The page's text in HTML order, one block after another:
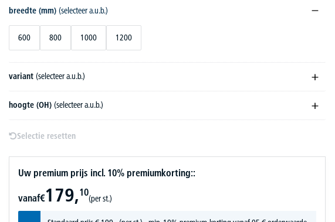
breedte (mm) (selecteer a.u.b.)
600 800 1000 1200
variant (selecteer a.u.b.)
hoogte (OH) (selecteer a.u.b.)
Selectie resetten
Uw premium prijs incl. 10% premiumkorting::
vanaf€179,10
(per st.)